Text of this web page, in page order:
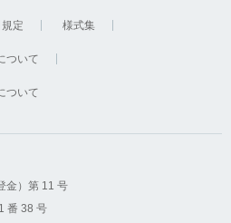
定 様式集
ついて
ついて
金）第 11 号
番 38 号